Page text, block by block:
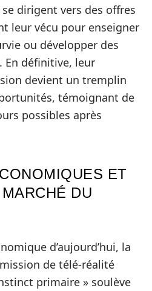
se dirigent vers des offres
leur vécu pour enseigner
ou développer des
En définitive, leur
devient un tremplin
témoignant de
possibles après
ET
DU
d’aujourd’hui, la
de télé-réalité
primaire » soulève